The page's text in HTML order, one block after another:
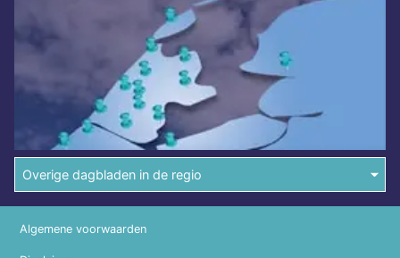
Overige dagbladen in de regio
Algemene voorwaarden